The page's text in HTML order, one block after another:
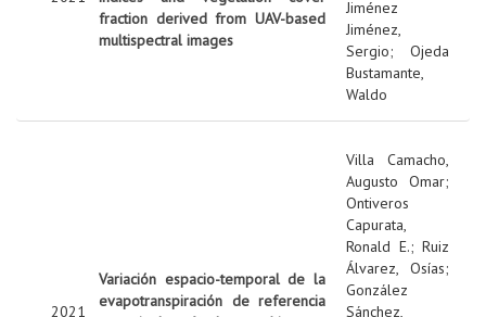
fraction derived from UAV-based
multispectral images
Jiménez
Jiménez,
Sergio; Ojeda
Bustamante,
Waldo
2021
Variación espacio-temporal de la
evapotranspiración de referencia
Villa Camacho,
Augusto Omar;
Ontiveros
Capurata,
Ronald E.; Ruiz
Álvarez, Osías;
González
Sánchez,